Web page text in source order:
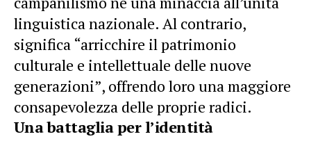
linguistica nazionale. Al contrario,
significa “arricchire il patrimonio
culturale e intellettuale delle nuove
generazioni”, offrendo loro una maggiore
consapevolezza delle proprie radici.
Una battaglia per l’identità